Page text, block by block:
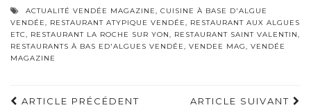
ACTUALITÉ VENDÉE MAGAZINE, CUISINE À BASE D'ALGUE
VENDÉE, RESTAURANT ATYPIQUE VENDÉE, RESTAURANT AUX ALGUES
ETC, RESTAURANT LA ROCHE SUR YON, RESTAURANT SAINT VALENTIN,
RESTAURANTS À BAS ED'ALGUES VENDÉE, VENDEE MAG, VENDÉE
MAGAZINE
ARTICLE PRÉCÉDENT ARTICLE SUIVANT